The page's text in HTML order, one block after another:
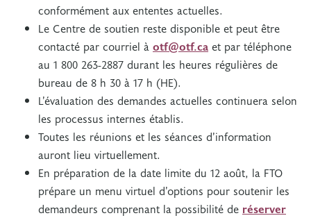
conformément aux ententes actuelles.
Le Centre de soutien reste disponible et peut être
contacté par courriel à otf@otf.ca et par téléphone
au 1 800 263-2887 durant les heures régulières de
bureau de 8 h 30 à 17 h (HE).
L’évaluation des demandes actuelles continuera selon
les processus internes établis.
Toutes les réunions et les séances d’information
auront lieu virtuellement.
En préparation de la date limite du 12 août, la FTO
prépare un menu virtuel d’options pour soutenir les
demandeurs comprenant la possibilité de réserver